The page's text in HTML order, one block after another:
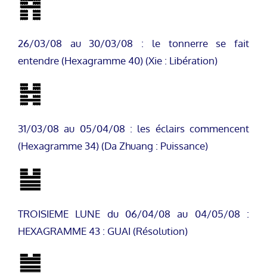
26/03/08 au 30/03/08 : le tonnerre se fait
entendre (Hexagramme 40) (Xie : Libération)
31/03/08 au 05/04/08 : les éclairs commencent
(Hexagramme 34) (Da Zhuang : Puissance)
TROISIEME LUNE du 06/04/08 au 04/05/08 :
HEXAGRAMME 43 : GUAI (Résolution)